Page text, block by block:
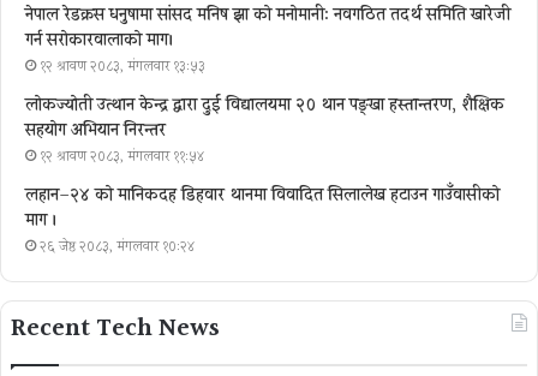
नेपाल रेडक्रस धनुषामा सांसद मनिष झा को मनोमानी: नवगठित तदर्थ समिति खारेजी
गर्न सरोकारवालाको माग।
१२ श्रावण २०८३, मंगलवार १३:५३
लोकज्योती उत्थान केन्द्र द्वारा दुई विद्यालयमा २० थान पङ्खा हस्तान्तरण, शैक्षिक
सहयोग अभियान निरन्तर
१२ श्रावण २०८३, मंगलवार ११:५४
लहान–२४ को मानिकदह डिहवार थानमा विवादित सिलालेख हटाउन गाउँवासीको
माग ।
२६ जेष्ठ २०८३, मंगलवार १०:२४
Recent Tech News